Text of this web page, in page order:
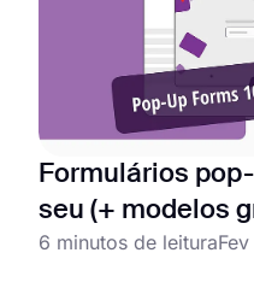
Formulários
seu (+ modelos
6 minutos de leitura